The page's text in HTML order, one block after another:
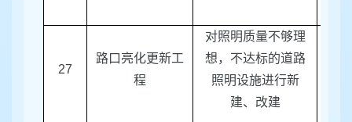
27
路口亮化更新工
程
对照明质量不够理
想，不达标的道路
照明设施进行新
建、改建